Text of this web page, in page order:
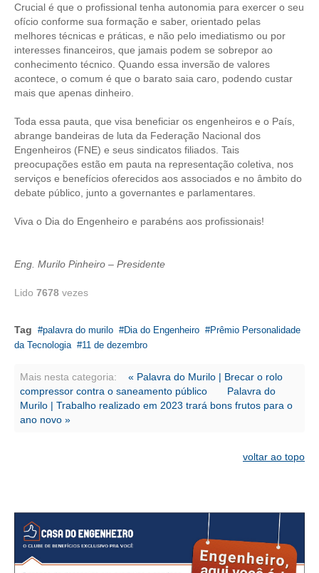
ENGENHEIRO EMPREENDEDOR
SEESP EDUCAÇÃO
PLATAFORMAS GRATUITAS
BENEFÍCIOS
PLANO DE SAÚDE
SEESPPREV
CAMPANHAS SALARIAIS
COMUNICAÇÃO
PALAVRA DO MURILO
AGENDA
Crucial é que o profissional tenha autonomia para exercer o seu
ofício conforme sua formação e saber, orientado pelas
melhores técnicas e práticas, e não pelo imediatismo ou por
interesses financeiros, que jamais podem se sobrepor ao
conhecimento técnico. Quando essa inversão de valores
acontece, o comum é que o barato saia caro, podendo custar
mais que apenas dinheiro.
Toda essa pauta, que visa beneficiar os engenheiros e o País,
abrange bandeiras de luta da Federação Nacional dos
Engenheiros (FNE) e seus sindicatos filiados. Tais
preocupações estão em pauta na representação coletiva, nos
serviços e benefícios oferecidos aos associados e no âmbito do
debate público, junto a governantes e parlamentares.
Viva o Dia do Engenheiro e parabéns aos profissionais!
Eng. Murilo Pinheiro – Presidente
Lido 7678 vezes
Tag palavra do murilo Dia do Engenheiro
Prêmio Personalidade
da Tecnologia
11 de dezembro
Mais nesta categoria:
« Palavra do Murilo | Brecar o rolo
compressor contra o saneamento público
Palavra do
Murilo | Trabalho realizado em 2023 trará bons frutos para o
ano novo »
voltar ao topo